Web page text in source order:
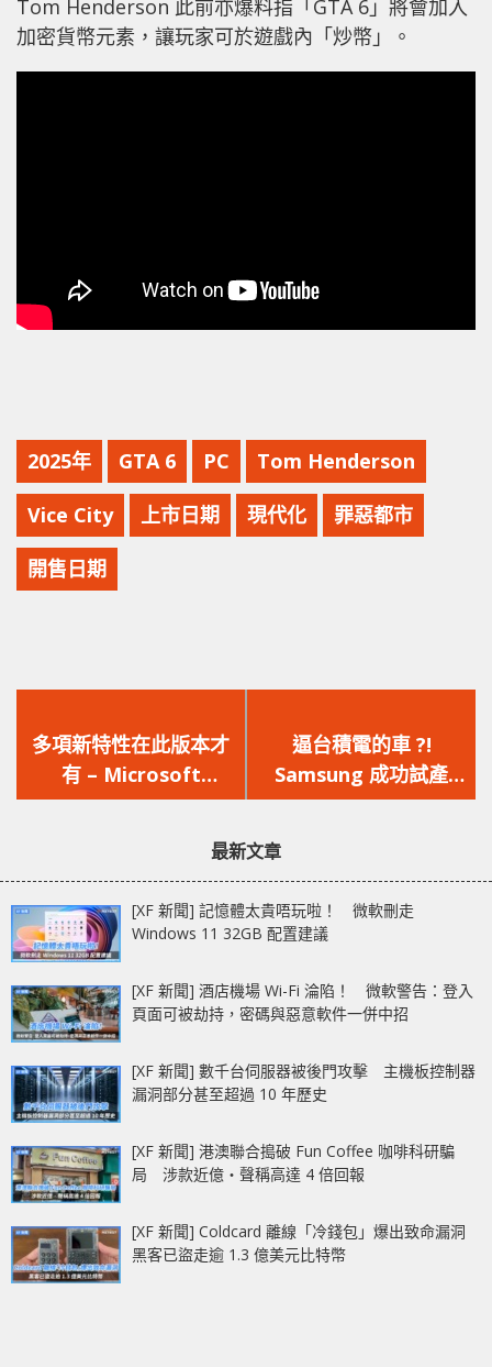
Tom Henderson 此前亦爆料指「GTA 6」將會加入
加密貨幣元素，讓玩家可於遊戲內「炒幣」。
2025年 GTA 6 PC Tom Henderson
Vice City 上市日期 現代化 罪惡都市
開售日期
一
篇
文
多項新特性在此版本才
有 – Microsoft
Windows 11 官方預覽
一
篇
文
逼台積電的車 ?!
Samsung 成功試產
3nm GAA 晶片，邁出
最新文章
[XF 新聞] 記憶體太貴唔玩啦！ 微軟刪走
Windows 11 32GB 配置建議
[XF 新聞] 酒店機場 Wi-Fi 淪陷！ 微軟警告：登入
頁面可被劫持，密碼與惡意軟件一併中招
[XF 新聞] 數千台伺服器被後門攻擊 主機板控制器
漏洞部分甚至超過 10 年歷史
[XF 新聞] 港澳聯合搗破 Fun Coffee 咖啡科研騙
局 涉款近億‧聲稱高達 4 倍回報
[XF 新聞] Coldcard 離線「冷錢包」爆出致命漏洞
黑客已盜走逾 1.3 億美元比特幣